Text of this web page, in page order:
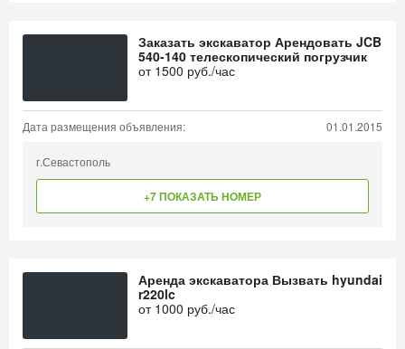
Заказать экскаватор Арендовать JCB
540-140 телескопический погрузчик
от 1500 руб./час
Дата размещения объявления: 01.01.2015
г.Севастополь
+7 ПОКАЗАТЬ НОМЕР
Аренда экскаватора Вызвать hyundai
r220lc
от 1000 руб./час